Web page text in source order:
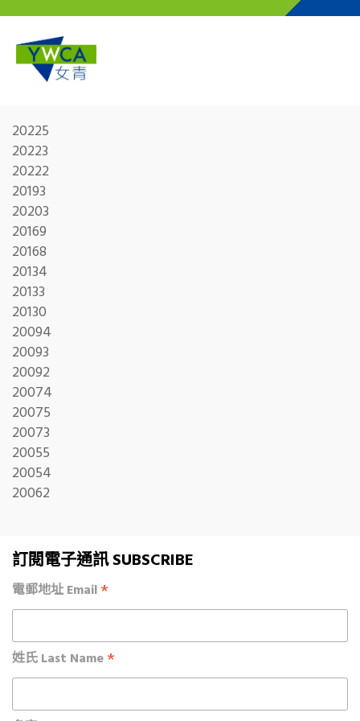
20225
20223
20222
20193
20203
20169
20168
20134
20133
20130
20094
20093
20092
20074
20075
20073
20055
20054
20062
訂閱電子通訊 SUBSCRIBE
電郵地址 Email*
姓氏 Last Name*